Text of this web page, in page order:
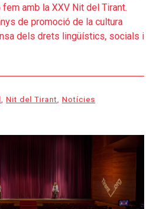
amb la XXV Nit del Tirant.
de promoció de la cultura
dels drets lingüístics, socials i
, Nit del Tirant, Notícies